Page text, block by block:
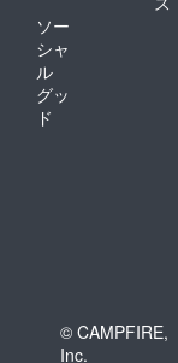
ソー
シャ
ル
グッ
ド
© CAMPFIRE,
Inc.